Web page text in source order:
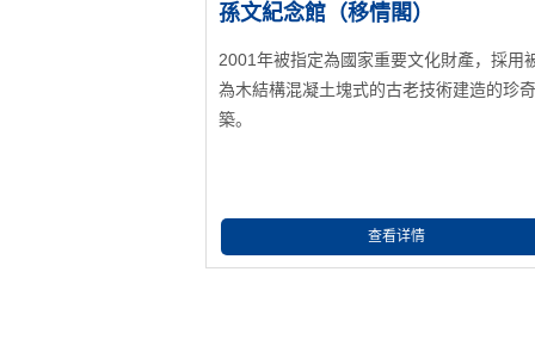
孫文紀念館（移情閣）
2001年被指定為國家重要文化財產，採用
為木結構混凝土塊式的古老技術建造的珍
築。
查看详情